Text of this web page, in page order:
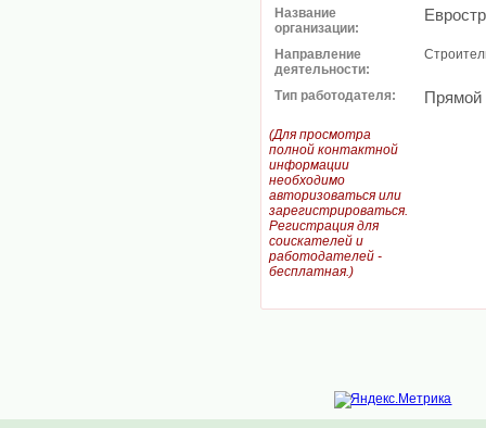
Название
организации:
Направление
деятельности:
Тип работодателя: Прямой
(Для просмотра
полной контактной
информации
необходимо
авторизоваться или
зарегистрироваться.
Регистрация для
соискателей и
работодателей -
бесплатная.)